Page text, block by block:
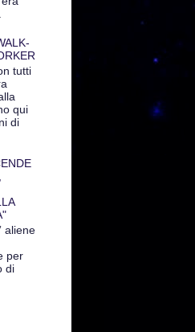
tutti
qui
di
aliene
per
di